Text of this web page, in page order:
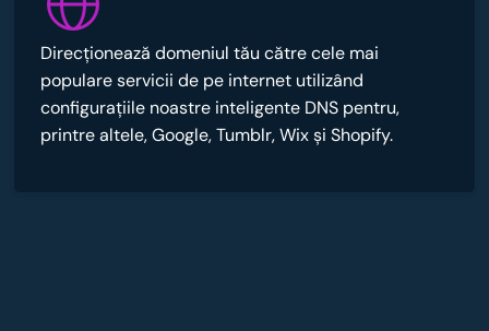
Direcționează domeniul tău către cele mai
populare servicii de pe internet utilizând
configurațiile noastre inteligente DNS pentru,
printre altele, Google, Tumblr, Wix și Shopify.